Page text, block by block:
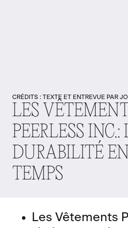
CRÉDITS : TEXTE ET ENTREVUE PAR
LES
PEERLESS INC.:
DURABILITÉ
TEMPS
Les Vêtements